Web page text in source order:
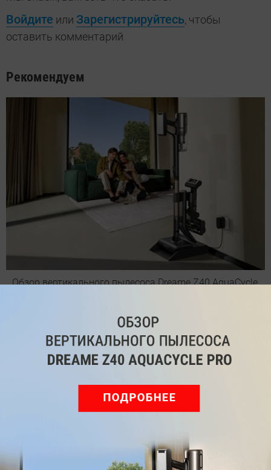
Войдите или Зарегистрируйтесь, чтобы
оставить комментарий
Рекомендуем
Обзор вертикального пылесоса Dreame Z40 AquaCycle